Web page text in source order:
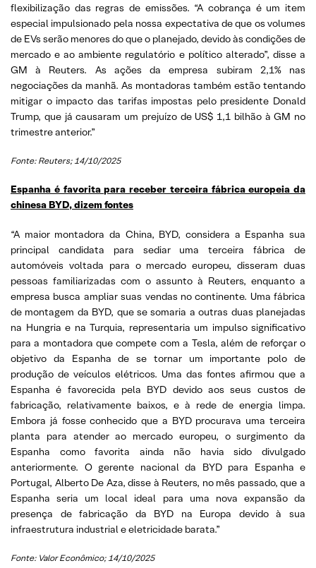
flexibilização das regras de emissões. “A cobrança é um item
especial impulsionado pela nossa expectativa de que os volumes
de EVs serão menores do que o planejado, devido às condições de
mercado e ao ambiente regulatório e político alterado”, disse a
GM à Reuters. As ações da empresa subiram 2,1% nas
negociações da manhã. As montadoras também estão tentando
mitigar o impacto das tarifas impostas pelo presidente Donald
Trump, que já causaram um prejuízo de US$ 1,1 bilhão à GM no
trimestre anterior.”
Fonte: Reuters; 14/10/2025
Espanha é favorita para receber terceira fábrica europeia da
chinesa BYD, dizem fontes
“A maior montadora da China, BYD, considera a Espanha sua
principal candidata para sediar uma terceira fábrica de
automóveis voltada para o mercado europeu, disseram duas
pessoas familiarizadas com o assunto à Reuters, enquanto a
empresa busca ampliar suas vendas no continente. Uma fábrica
de montagem da BYD, que se somaria a outras duas planejadas
na Hungria e na Turquia, representaria um impulso significativo
para a montadora que compete com a Tesla, além de reforçar o
objetivo da Espanha de se tornar um importante polo de
produção de veículos elétricos. Uma das fontes afirmou que a
Espanha é favorecida pela BYD devido aos seus custos de
fabricação, relativamente baixos, e à rede de energia limpa.
Embora já fosse conhecido que a BYD procurava uma terceira
planta para atender ao mercado europeu, o surgimento da
Espanha como favorita ainda não havia sido divulgado
anteriormente. O gerente nacional da BYD para Espanha e
Portugal, Alberto De Aza, disse à Reuters, no mês passado, que a
Espanha seria um local ideal para uma nova expansão da
presença de fabricação da BYD na Europa devido à sua
infraestrutura industrial e eletricidade barata.”
Fonte: Valor Econômico; 14/10/2025